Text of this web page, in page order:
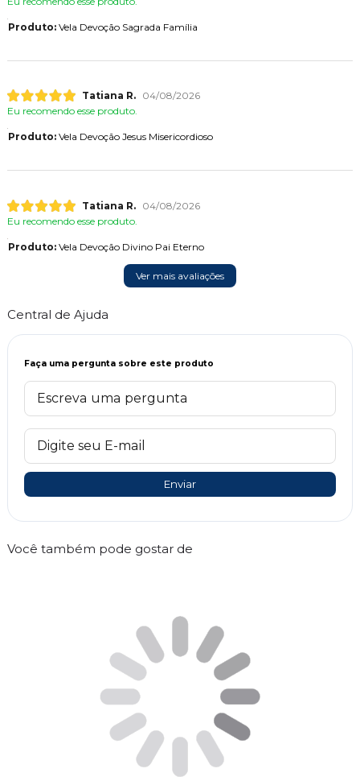
Produto:Vela Devoção Sagrada Família
Tatiana R.
04/08/2026
Eu recomendo esse produto.
Produto:Vela Devoção Jesus Misericordioso
Tatiana R.
04/08/2026
Eu recomendo esse produto.
Produto:Vela Devoção Divino Pai Eterno
Ver mais avaliações
Central de Ajuda
Faça uma pergunta sobre este produto
Enviar
Você também pode gostar de